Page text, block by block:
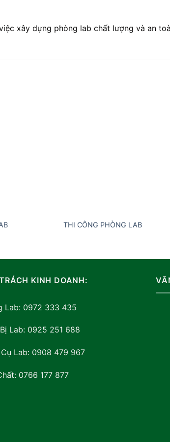
xây dựng phòng lab chất lượng và an
THI CÔNG PHÒNG LAB
KINH DOANH:
Lab: 0972 333 435
Lab: 0925 251 688
Lab: 0908 479 967
0766 177 877